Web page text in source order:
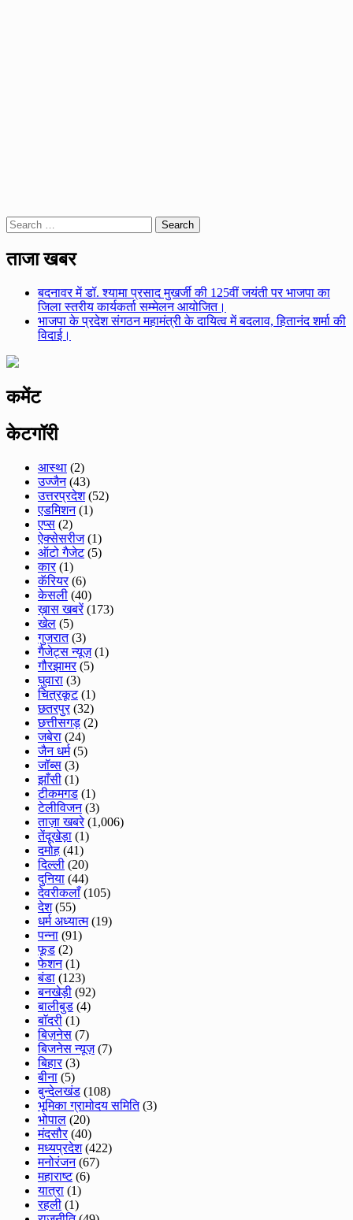
Search
for:
ताजा खबर
बदनावर में डॉ. श्यामा प्रसाद मुखर्जी की 125वीं जयंती पर भाजपा का
जिला स्तरीय कार्यकर्ता सम्मेलन आयोजित।
भाजपा के प्रदेश संगठन महामंत्री के दायित्व में बदलाव, हितानंद शर्मा की
विदाई।
कमेंट
केटगॉरी
आस्था (2)
उज्जैन(43)
उत्तरप्रदेश(52)
एडमिशन(1)
एप्स (2)
ऐक्सेसरीज(1)
ऑटो गैजेट(5)
कार(1)
कॅरियर(6)
केसली (40)
ख़ास खबरें(173)
खेल (5)
गुजरात(3)
गैजेट्स न्यूज़(1)
गौरझामर(5)
घुवारा (3)
चित्रकूट(1)
छतरपुर(32)
छत्तीसगड़ (2)
जबेरा (24)
जैन धर्म(5)
जॉब्स (3)
झाँसी (1)
टीकमगड (1)
टेलीविजन(3)
ताज़ा खबरे(1,006)
तेंदूखेड़ा (1)
दमोह (41)
दिल्ली (20)
दुनिया (44)
देवरीकलाँ(105)
देश(55)
धर्म अध्यात्म(19)
पन्ना (91)
फूड (2)
फेशन(1)
बंडा (123)
बनखेड़ी (92)
बालीबुड (4)
बाॅदरी (1)
बिज़नेस (7)
बिजनेस न्यूज़(7)
बिहार(3)
बीना (5)
बुन्देलखंड (108)
भूमिका ग्रामोदय समिति(3)
भोपाल (20)
मंदसौर(40)
मध्यप्रदेश(422)
मनोरंजन(67)
महाराष्ट(6)
यात्रा (1)
रहली (1)